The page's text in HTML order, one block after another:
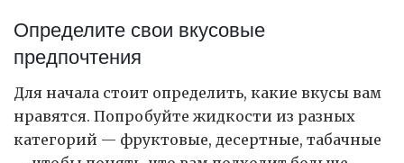
Определите свои вкусовые
предпочтения
Для начала стоит определить, какие вкусы вам
нравятся. Попробуйте жидкости из разных
категорий — фруктовые, десертные, табачные